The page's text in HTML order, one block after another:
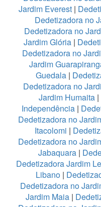
Jardim Everest|
Dedetizadora no
Dedetizadora no
Jardim Glória |
Dedetizadora no
Jardim
Guedala|
Dedetizadora no
Jardim Humaita |
Independência |
Dedetizadora no
Itacolomi |
Dedetizadora no
Jabaquara |
Dedetizadora Jardim
Libano |
Dedetizadora no
Jardim Maia|